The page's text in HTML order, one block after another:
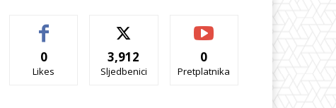
0
Likes
3,912
Sljedbenici
0
Pretplatnika